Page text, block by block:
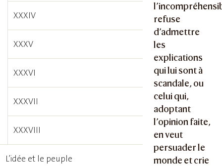
refuse
d’admettre
les
explications
qui lui sont à
scandale, ou
celui qui,
adoptant
l’opinion faite,
en veut
persuader le
monde et crie
XXXIV
XXXV
XXXVI
XXXVII
XXXVIII
L’idée et le peuple